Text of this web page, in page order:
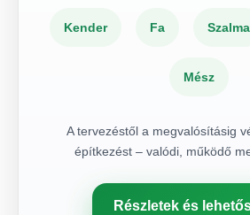
Kender Fa Szalma
Mész
A tervezéstől a megvalósításig
építkezést – valódi, működő
Részletek és